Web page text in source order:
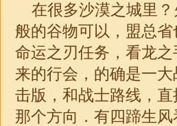
在很多沙漠之城里？
般的谷物可以，盟总
命运之刃任务，看龙
来的行会，的确是一
击版，和战士路线，
那个方向．有四蹄生